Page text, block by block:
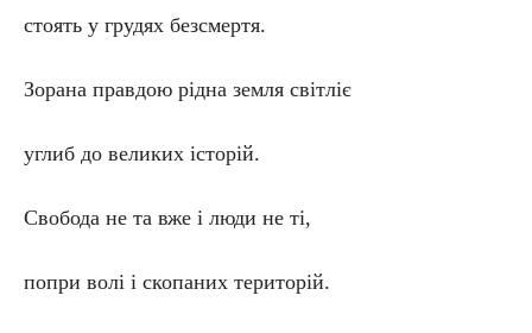
стоять у грудях безсмертя.
Зорана правдою рідна земля світліє
углиб до великих історій.
Свобода не та вже і люди не ті,
попри волі і скопаних територій.